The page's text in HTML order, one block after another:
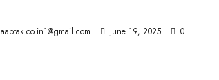
aaptak.co.in1@gmail.com June 19, 2025 0